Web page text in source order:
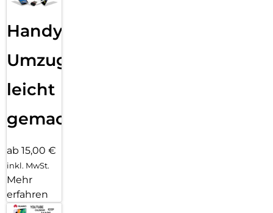
Handy
Umzug
leicht
gemacht!
ab 15,00 €
inkl. MwSt.
Mehr
erfahren